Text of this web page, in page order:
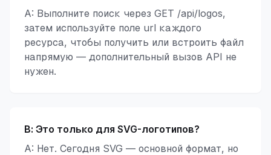
A: Выполните поиск через GET /api/logos,
затем используйте поле url каждого
ресурса, чтобы получить или встроить файл
напрямую — дополнительный вызов API не
нужен.
В: Это только для SVG-логотипов?
A: Нет. Сегодня SVG — основной формат, но